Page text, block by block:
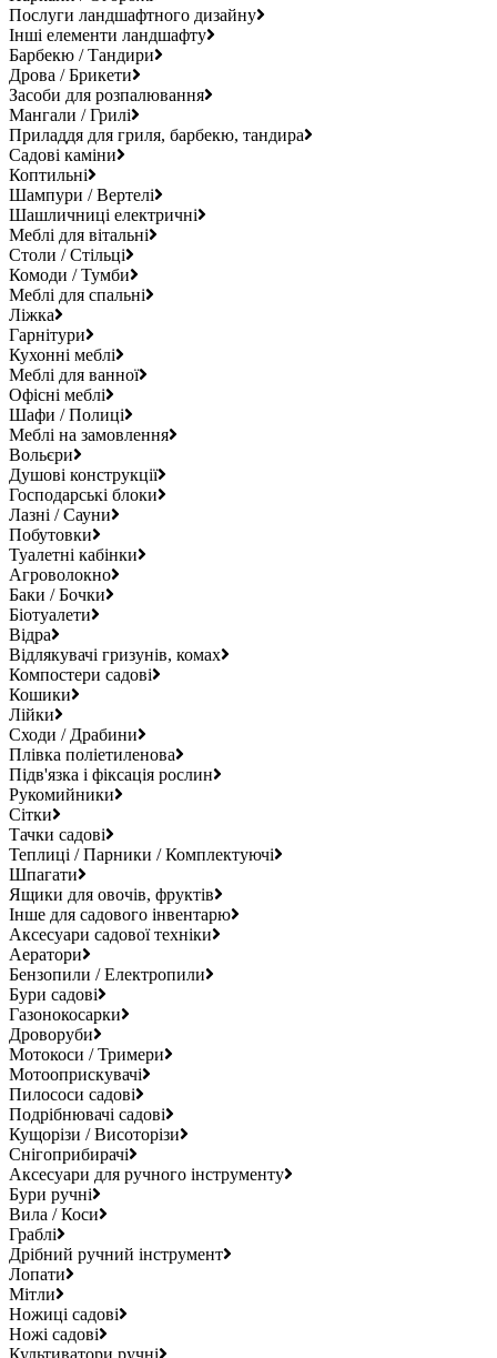
Послуги ландшафтного дизайну
Інші елементи ландшафту
Барбекю / Тандири
Дрова / Брикети
Засоби для розпалювання
Мангали / Грилі
Приладдя для гриля, барбекю, тандира
Садові каміни
Коптильні
Шампури / Вертелі
Шашличниці електричні
Меблі для вітальні
Столи / Стільці
Комоди / Тумби
Меблі для спальні
Ліжка
Гарнітури
Кухонні меблі
Меблі для ванної
Офісні меблі
Шафи / Полиці
Меблі на замовлення
Вольєри
Душові конструкції
Господарські блоки
Лазні / Сауни
Побутовки
Туалетні кабінки
Агроволокно
Баки / Бочки
Біотуалети
Відра
Відлякувачі гризунів, комах
Компостери садові
Кошики
Лійки
Сходи / Драбини
Плівка поліетиленова
Підв'язка і фіксація рослин
Рукомийники
Сітки
Тачки садові
Теплиці / Парники / Комплектуючі
Шпагати
Ящики для овочів, фруктів
Інше для садового інвентарю
Аксесуари садової техніки
Аератори
Бензопили / Електропили
Бури садові
Газонокосарки
Дроворуби
Мотокоси / Тримери
Мотооприскувачі
Пилососи садові
Подрібнювачі садові
Кущорізи / Висоторізи
Снігоприбирачі
Аксесуари для ручного інструменту
Бури ручні
Вила / Коси
Граблі
Дрібний ручний інструмент
Лопати
Мітли
Ножиці садові
Ножі садові
Культиватори ручні